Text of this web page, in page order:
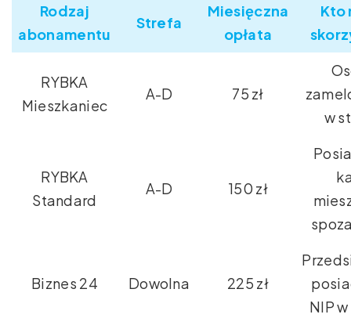
Rodzaj
abonamentu
Strefa
Miesięczna
opłata
Kto
RYBKA
Mieszkaniec
A-D 75 zł
w
RYBKA
Standard
A-D 150 zł
Biznes 24 Dowolna 225 zł
NIP